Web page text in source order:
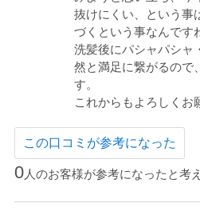
抜けにくい、という事
づくという事なんです
洗髪後にパシャパシャ
然と満足に繋がるので
す。
これからもよろしくお
この口コミが参考になった
0人のお客様が参考になったと考